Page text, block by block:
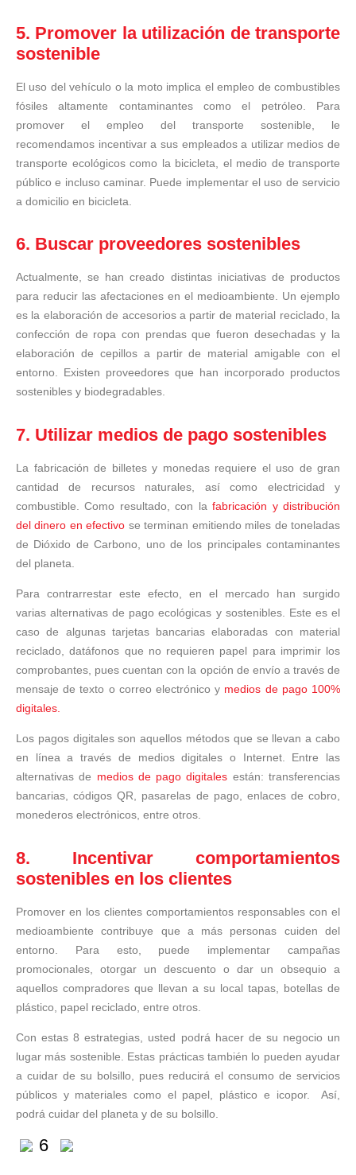
5. Promover la utilización de transporte
sostenible
El uso del vehículo o la moto implica el empleo de combustibles
fósiles altamente contaminantes como el petróleo. Para
promover el empleo del transporte sostenible, le
recomendamos incentivar a sus empleados a utilizar medios de
transporte ecológicos como la bicicleta, el medio de transporte
público e incluso caminar. Puede implementar el uso de servicio
a domicilio en bicicleta.
6. Buscar proveedores sostenibles
Actualmente, se han creado distintas iniciativas de productos
para reducir las afectaciones en el medioambiente. Un ejemplo
es la elaboración de accesorios a partir de material reciclado, la
confección de ropa con prendas que fueron desechadas y la
elaboración de cepillos a partir de material amigable con el
entorno. Existen proveedores que han incorporado productos
sostenibles y biodegradables.
7. Utilizar medios de pago sostenibles
La fabricación de billetes y monedas requiere el uso de gran
cantidad de recursos naturales, así como electricidad y
combustible. Como resultado, con lafabricación y distribución
del dinero en efectivo se terminan emitiendo miles de toneladas
de Dióxido de Carbono, uno de los principales contaminantes
del planeta.
Para contrarrestar este efecto, en el mercado han surgido
varias alternativas de pago ecológicas y sostenibles. Este es el
caso de algunas tarjetas bancarias elaboradas con material
reciclado, datáfonos que no requieren papel para imprimir los
comprobantes, pues cuentan con la opción de envío a través de
mensaje de texto o correo electrónico y medios de pago 100%
digitales.
Los pagos digitales son aquellos métodos que se llevan a cabo
en línea a través de medios digitales o Internet. Entre las
alternativas de medios de pago digitales están: transferencias
bancarias, códigos QR, pasarelas de pago, enlaces de cobro,
monederos electrónicos, entre otros.
8. Incentivar comportamientos
sostenibles en los clientes
Promover en los clientes comportamientos responsables con el
medioambiente contribuye que a más personas cuiden del
entorno. Para esto, puede implementar campañas
promocionales, otorgar un descuento o dar un obsequio a
aquellos compradores que llevan a su local tapas, botellas de
plástico, papel reciclado, entre otros.
Con estas 8 estrategias, usted podrá hacer de su negocio un
lugar más sostenible. Estas prácticas también lo pueden ayudar
a cuidar de su bolsillo, pues reducirá el consumo de servicios
públicos y materiales como el papel, plástico e icopor. Así,
podrá cuidar del planeta y de su bolsillo.
6